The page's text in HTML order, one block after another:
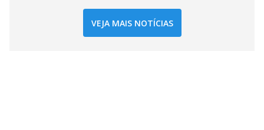
VEJA MAIS NOTÍCIAS